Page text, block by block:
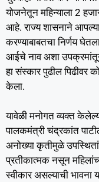
योजनेतून महिन्याला 2
आहे. राज्य शासनाने आपल्या
करण्याबाबतचा निर्णय
आईचे नाव अशा
हा संस्कार पुढील पिढीवर
केला.
यावेळी मनोगत व्यक्त
पालकमंत्री चंद्रकांत
अनोख्या कृतीमुळे
प्रतीकात्मक नसून
स्वीकार असल्याची भावना